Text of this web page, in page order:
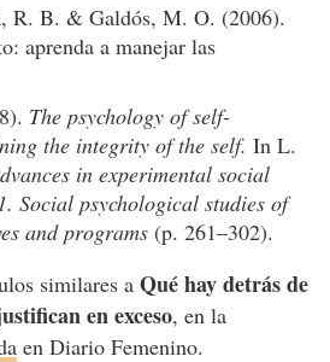
R. B. & Galdós, M. O. (2006).
aprenda a manejar las
The psychology of self-
the integrity of the self. In L.
in experimental social
Social psychological studies of
and programs(p. 261–302).
similares a Qué hay detrás de
en exceso, en la
en Diario Femenino.